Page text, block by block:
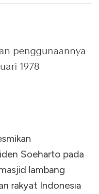
penggunaannya
1978
Soeharto pada
lambang
rakyat Indonesia